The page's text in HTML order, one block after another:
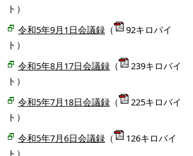
ト）
令和5年9月1日会議録 （
92キロバイ
ト）
令和5年8月17日会議録 （
239キロバイ
ト）
令和5年7月18日会議録 （
225キロバイ
ト）
令和5年7月6日会議録 （
126キロバイ
ト）